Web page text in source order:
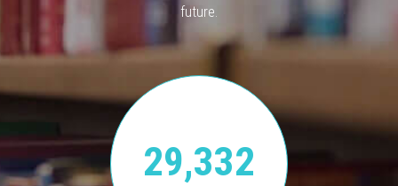
future.
29,332